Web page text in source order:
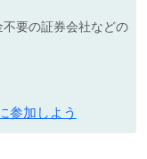
要の証券会社などの
参加しよう